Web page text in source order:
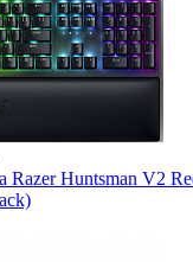
Razer Huntsman V2